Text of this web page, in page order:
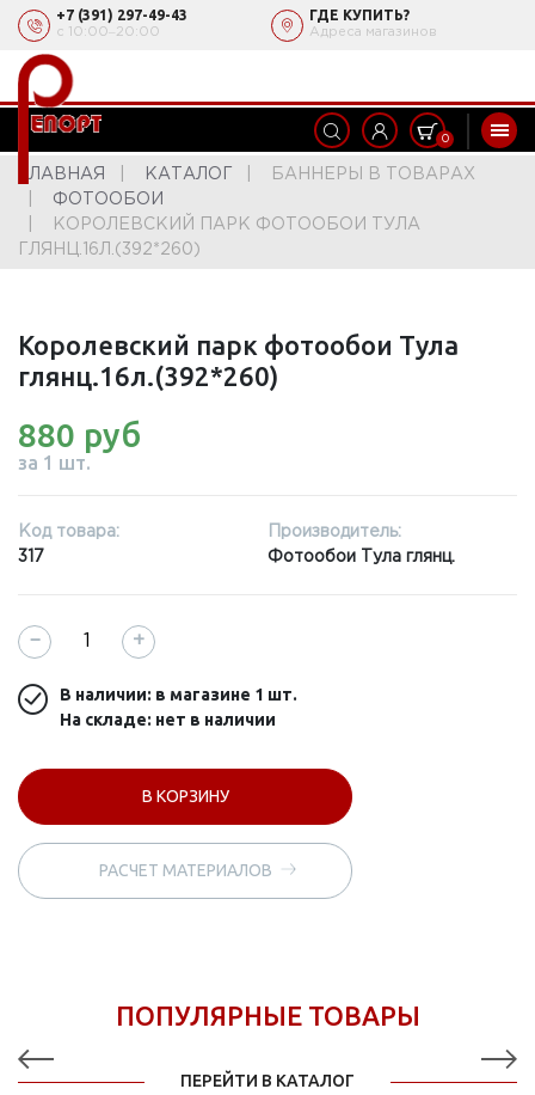
+7 (391) 297-49-43
с 10:00‒20:00
ГДЕ КУПИТЬ?
Адреса магазинов
0
ГЛАВНАЯ КАТАЛОГ
БАННЕРЫ В ТОВАРАХ
ФОТООБОИ
КОРОЛЕВСКИЙ ПАРК ФОТООБОИ ТУЛА
ГЛЯНЦ.16Л.(392*260)
Королевский парк фотообои Тула
глянц.16л.(392*260)
880 руб
за 1 шт.
Код товара:
317
Производитель:
Фотообои Тула глянц.
− +
В наличии: в магазине 1 шт.
На складе: нет в наличии
В КОРЗИНУ
РАСЧЕТ МАТЕРИАЛОВ
ПОПУЛЯРНЫЕ ТОВАРЫ
ПЕРЕЙТИ В КАТАЛОГ